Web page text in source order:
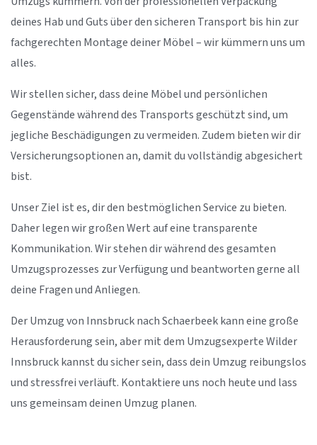
deines Hab und Guts über den sicheren Transport bis hin zur
fachgerechten Montage deiner Möbel – wir kümmern uns um
alles.
Wir stellen sicher, dass deine Möbel und persönlichen
Gegenstände während des Transports geschützt sind, um
jegliche Beschädigungen zu vermeiden. Zudem bieten wir dir
Versicherungsoptionen an, damit du vollständig abgesichert
bist.
Unser Ziel ist es, dir den bestmöglichen Service zu bieten.
Daher legen wir großen Wert auf eine transparente
Kommunikation. Wir stehen dir während des gesamten
Umzugsprozesses zur Verfügung und beantworten gerne all
deine Fragen und Anliegen.
Der Umzug von Innsbruck nach Schaerbeek kann eine große
Herausforderung sein, aber mit dem Umzugsexperte Wilder
Innsbruck kannst du sicher sein, dass dein Umzug reibungslos
und stressfrei verläuft. Kontaktiere uns noch heute und lass
uns gemeinsam deinen Umzug planen.